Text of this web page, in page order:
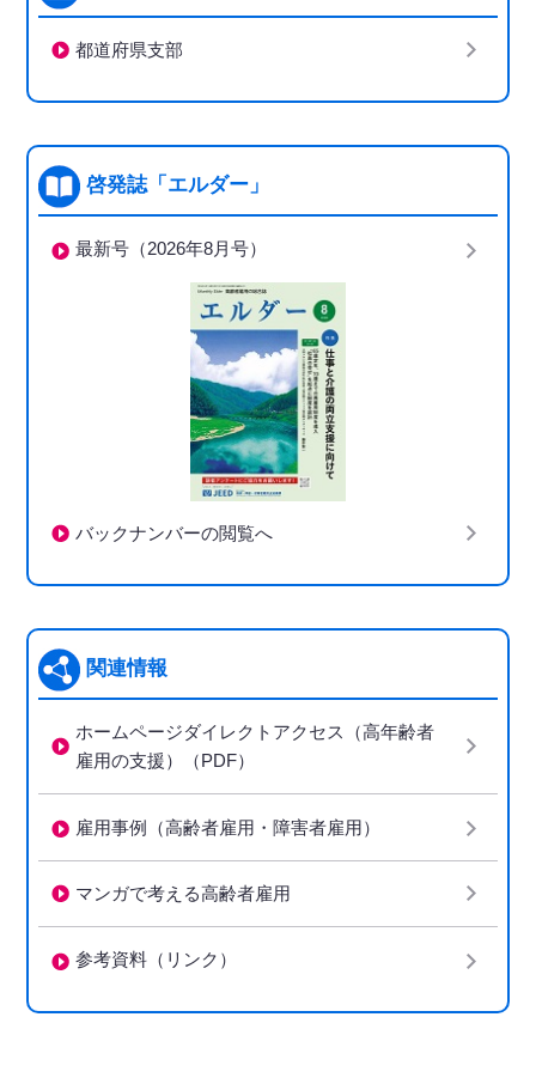
都道府県支部
啓発誌「エルダー」
最新号（2026年8月号）
バックナンバーの閲覧へ
関連情報
ホームページダイレクトアクセス（高年齢者
雇用の支援）（PDF）
雇用事例（高齢者雇用・障害者雇用）
マンガで考える高齢者雇用
参考資料（リンク）